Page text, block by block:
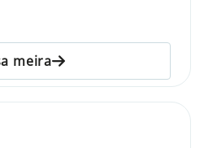
meira